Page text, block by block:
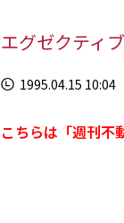
エグゼクティ
1995.04.15 10:04
こちらは「週刊不